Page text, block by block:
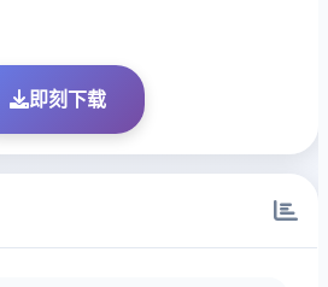
即刻下载